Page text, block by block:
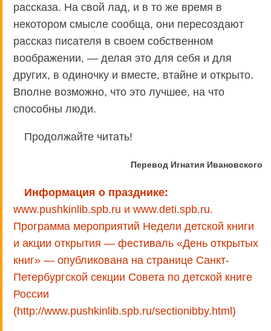
рассказа. На свой лад, и в то же время в
некотором смысле сообща, они пересоздают
рассказ писателя в своем собственном
воображении, — делая это для себя и для
других, в одиночку и вместе, втайне и открыто.
Вполне возможно, что это лучшее, на что
способны люди.
Продолжайте читать!
Перевод Игнатия Ивановского
Информация о празднике:
www.pushkinlib.spb.ru и www.deti.spb.ru.
Программа мероприятий Недели детской книги
и акции открытия — фестиваль «День открытых
книг» — опубликована на странице Санкт-
Петербургской секции Совета по детской книге
России
(http://www.pushkinlib.spb.ru/sectionibby.html)